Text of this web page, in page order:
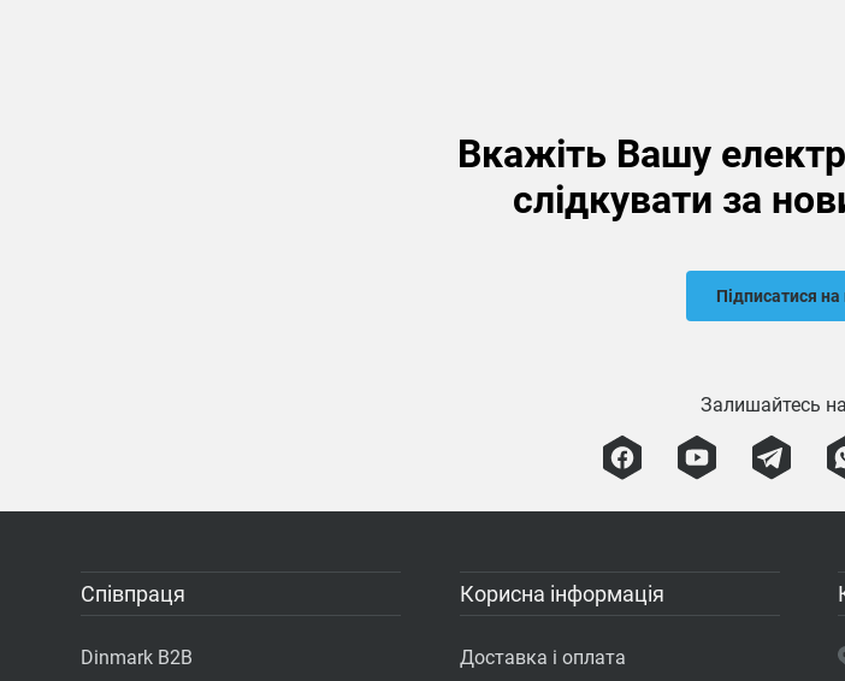
Вкажіть Вашу
слідкувати за
Підписатися
Залишайтесь
Співпраця
Dinmark B2B
Корисна інформація
Доставка і оплата